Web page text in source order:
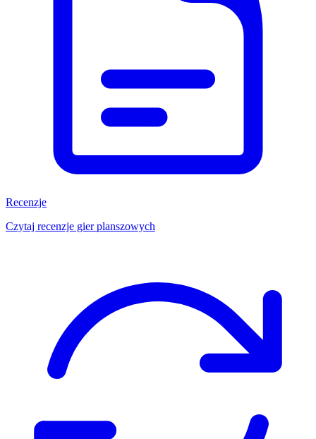
Recenzje
Czytaj recenzje gier planszowych